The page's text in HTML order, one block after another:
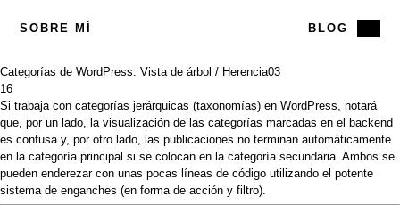
SOBRE MÍ BLOG
Categorías de WordPress: Vista de árbol / Herencia03
16
Si trabaja con categorías jerárquicas (taxonomías) en WordPress, notará
que, por un lado, la visualización de las categorías marcadas en el backend
es confusa y, por otro lado, las publicaciones no terminan automáticamente
en la categoría principal si se colocan en la categoría secundaria. Ambos se
pueden enderezar con unas pocas líneas de código utilizando el potente
sistema de enganches (en forma de acción y filtro).